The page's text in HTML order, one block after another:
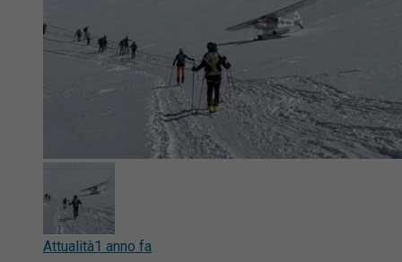
Attualità1 anno fa